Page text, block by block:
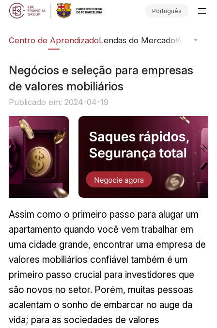
Português
Centro de AprendizadoLendas do MercadoWebinars
Negócios e seleção para empresas
de valores mobiliários
Publicado em: 2024-04-19
Assim como o primeiro passo para alugar um
apartamento quando você vem trabalhar em
uma cidade grande, encontrar uma empresa de
valores mobiliários confiável também é um
primeiro passo crucial para investidores que
são novos no setor. Porém, muitas pessoas
acalentam o sonho de embarcar no auge da
vida; para as sociedades de valores